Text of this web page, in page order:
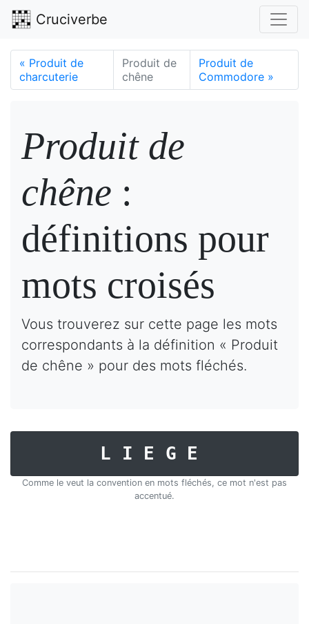
Cruciverbe
« Produit de
charcuterie
Produit de
chêne
Produit de
Commodore »
Produit de
chêne :
définitions pour
mots croisés
Vous trouverez sur cette page les mots
correspondants à la définition « Produit
de chêne » pour des mots fléchés.
LIEGE
Comme le veut la convention en mots fléchés, ce mot n'est pas
accentué.